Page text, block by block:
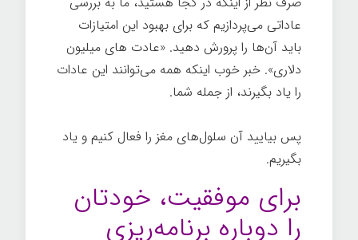
عاداتی می‌پردازیم که برای بهبود این امتیازات
باید آن‌ها را پرورش دهید. «عادت های میلیون
دلاری». خبر خوب اینکه همه می‌توانند این عادات
را یاد بگیرند، از جمله شما.
پس بیایید آن سلول‌های مغز را فعال کنیم و یاد
بگیریم.
برای موفقیت، خودتان
را دوباره برنامه‌ریزی